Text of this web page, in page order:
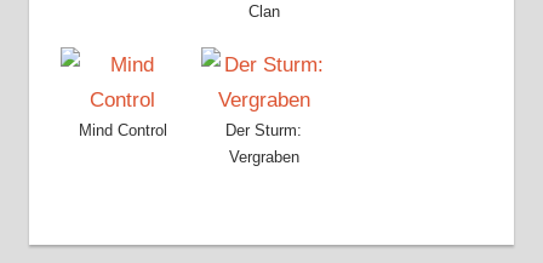
Clan
Mind Control
Der Sturm:
Vergraben